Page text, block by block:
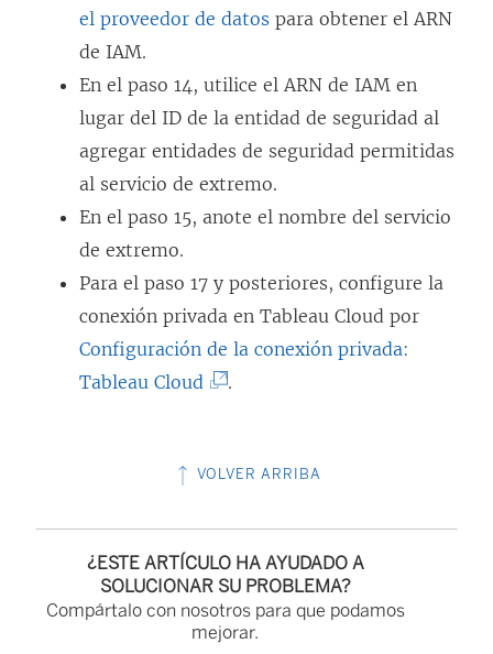
n
e
n
t
a
n
u
e
)
el proveedor de datos para obtener el ARN
de IAM.
En el paso 14, utilice el ARN de IAM en
lugar del ID de la entidad de seguridad al
agregar entidades de seguridad permitidas
al servicio de extremo.
En el paso 15, anote el nombre del servicio
de extremo.
Para el paso 17 y posteriores, configure la
conexión privada en Tableau Cloud por
Configuración de la conexión privada:
Tableau Cloud
e
a
c
e
.
VOLVER ARRIBA
¿ESTE ARTÍCULO HA AYUDADO A
SOLUCIONAR SU PROBLEMA?
Compártalo con nosotros para que podamos
mejorar.